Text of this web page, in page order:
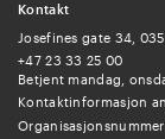
Kontakt
Josefines gate 34,
+47 23 33 25 00
Betjent mandag,
Kontaktinformasjon